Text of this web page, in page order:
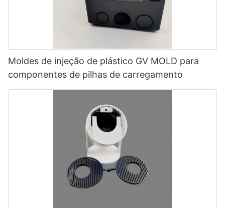
Moldes de injeção de plástico GV MOLD para
componentes de pilhas de carregamento